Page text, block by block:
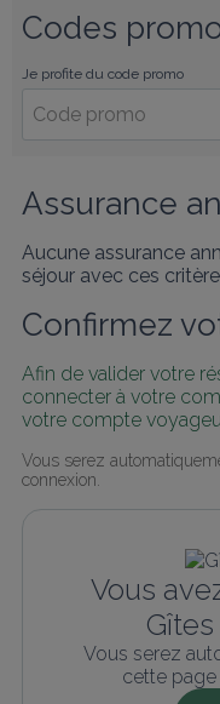
Codes
Je profite du code promo
Assurance
Aucune assurance
séjour avec ces
Confirmez
Afin de valider votre
connecter à votre
votre compte
Vous serez
connexion.
Vous
Vous serez
cette